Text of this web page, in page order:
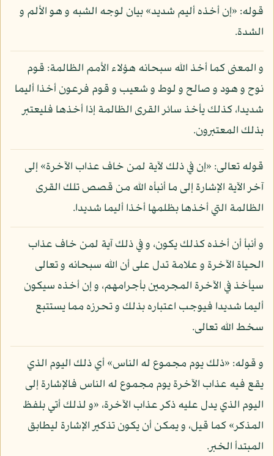
قوله: «إن أخذه أليم شديد» بيان لوجه الشبه و هو الألم و
الشدة.
و المعنى كما أخذ الله سبحانه هؤلاء الأمم الظالمة: قوم
نوح و هود و صالح و لوط و شعيب و قوم فرعون أخذا أليما
شديدا، كذلك يأخذ سائر القرى الظالمة إذا أخذها فليعتبر
بذلك المعتبرون.
قوله تعالى: «إن في ذلك لآية لمن خاف عذاب الآخرة» إلى
آخر الآية الإشارة إلى ما أنبأه الله من قصص تلك القرى
الظالمة التي أخذها بظلمها أخذا أليما شديدا.
و أنبأ أن أخذه كذلك يكون، و في ذلك آية لمن خاف عذاب
الحياة الآخرة و علامة تدل على أن الله سبحانه و تعالى
سيأخذ في الآخرة المجرمين بأجرامهم، و إن أخذه سيكون
أليما شديدا فيوجب اعتباره بذلك و تحرزه مما يستتبع
سخط الله تعالى.
و قوله: «ذلك يوم مجموع له الناس» أي ذلك اليوم الذي
يقع فيه عذاب الآخرة يوم مجموع له الناس فالإشارة إلى
اليوم الذي يدل عليه ذكر عذاب الآخرة، «و لذلك أتي بلفظ
المذكر» كما قيل، و يمكن أن يكون تذكير الإشارة ليطابق
المبتدأ الخبر.